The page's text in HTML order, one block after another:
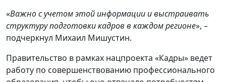
«Важно с учетом этой информации и выстраивать
структуру подготовки кадров в каждом регионе», –
подчеркнул Михаил Мишустин.
Правительство в рамках нацпроекта «Кадры» ведет
работу по совершенствованию профессионального